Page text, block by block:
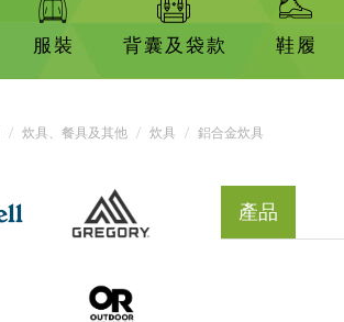
服裝 背囊及袋款 鞋履
炊具、餐具及其他 炊具 鋁合金炊具
產品